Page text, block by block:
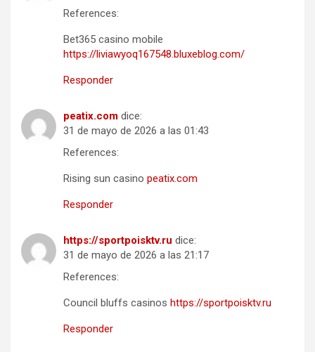
References:
Bet365 casino mobile
https://liviawyoq167548.bluxeblog.com/
Responder
peatix.com dice:
31 de mayo de 2026 a las 01:43
References:
Rising sun casino peatix.com
Responder
https://sportpoisktv.ru dice:
31 de mayo de 2026 a las 21:17
References:
Council bluffs casinos https://sportpoisktv.ru
Responder